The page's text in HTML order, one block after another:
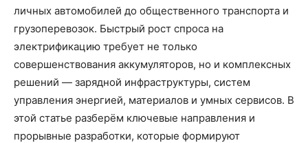
личных автомобилей до общественного транспорта и
грузоперевозок. Быстрый рост спроса на
электрификацию требует не только
совершенствования аккумуляторов, но и комплексных
решений — зарядной инфраструктуры, систем
управления энергией, материалов и умных сервисов. В
этой статье разберём ключевые направления и
прорывные разработки, которые формируют